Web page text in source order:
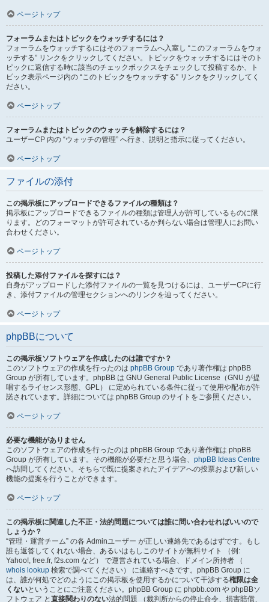
ページトップ
フォーラムまたはトピックをウォッチするには？
フォーラムをウォッチするにはそのフォーラムへ入室し “このフォーラムをウォ
ッチする” リンクをクリックしてください。トピックをウォッチするにはそのト
ピックに返信する時に該当のチェックボックスをチェックして投稿するか、ト
ピック表示ページ内の “このトピックをウォッチする” リンクをクリックしてく
ださい。
ページトップ
フォーラムまたはトピックのウォッチを解除するには？
ユーザーCP 内の “ウォッチの管理” へ行き、説明と指示に従ってください。
ページトップ
ファイルの添付
この掲示板にアップロードできるファイルの種類は？
掲示板にアップロードできるファイルの種類は管理人が許可しているものに限
ります。どのフォーマットが許可されているか判らない場合は管理人にお問い
合わせください。
ページトップ
投稿した添付ファイルを探すには？
自身がアップロードした添付ファイルの一覧を見つけるには、ユーザーCPに行
き、添付ファイルの管理セクションへのリンクを辿ってください。
ページトップ
phpBBについて
この掲示板ソフトウェアを作成したのは誰ですか？
このソフトウェアの作成を行ったのは phpBB Group であり著作権は phpBB
Group が所有しています。phpBB は GNU General Public License（GNU が提
唱するライセンス形態、GPL） に定められている条件に従って使用や配布が許
諾されています。詳細については phpBB Group のサイトをご参照ください。
ページトップ
必要な機能がありません
このソフトウェアの作成を行ったのは phpBB Group であり著作権は phpBB
Group が所有しています。その機能が必要だと思う場合、 phpBB Ideas Centre
へ訪問してください。そちらで既に提案されたアイデアへの投票および新しい
機能の提案を行うことができます。
ページトップ
この掲示板に関連した不正・法的問題については誰に問い合わせればいいので
しょうか？
“管理・運営チーム” の各 Adminユーザー が正しい連絡先であるはずです。もし
誰も返答してくれない場合、あるいはもしこのサイトが無料サイト （例:
Yahoo!, free.fr, f2s.com など） で運営されている場合、ドメイン所持者 （
whois lookup 検索で調べてください） に連絡すべきです。phpBB Group に
は、誰が何処でどのようにこの掲示板を使用するかについて干渉する権限は全
くないということにご注意ください。phpBB Group に phpbb.com や phpBBソ
フトウェア と 直接関わりのない法的問題 （裁判所からの停止命令、損害賠償、